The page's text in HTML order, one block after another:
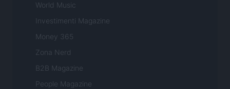
World Music
Investimenti Magazine
Money 365
Zona Nerd
B2B Magazine
People Magazine